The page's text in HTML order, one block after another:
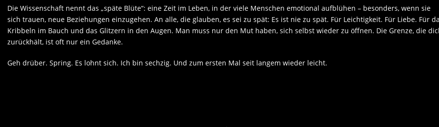
Die Wissenschaft nennt das „späte Blüte“: eine Zeit im Leben, in der viele Menschen emotional aufblühen – besonders, wenn sie
sich trauen, neue Beziehungen einzugehen. An alle, die glauben, es sei zu spät: Es ist nie zu spät. Für Leichtigkeit. Für Liebe. Für
Kribbeln im Bauch und das Glitzern in den Augen. Man muss nur den Mut haben, sich selbst wieder zu öffnen. Die Grenze, die
zurückhält, ist oft nur ein Gedanke.
Geh drüber. Spring. Es lohnt sich. Ich bin sechzig. Und zum ersten Mal seit langem wieder leicht.